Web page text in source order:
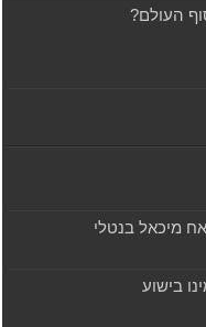
העולם?
בישוע